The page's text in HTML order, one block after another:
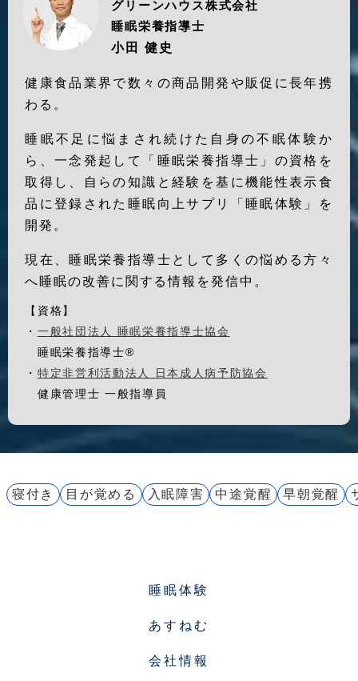
グリーンハウス株式会社
睡眠栄養指導士
小田 健史
健康食品業界で数々の商品開発や販促に長年携
わる。
睡眠不足に悩まされ続けた自身の不眠体験か
ら、一念発起して「睡眠栄養指導士」の資格を
取得し、自らの知識と経験を基に機能性表示食
品に登録された睡眠向上サプリ「睡眠体験」を
開発。
現在、睡眠栄養指導士として多くの悩める方々
へ睡眠の改善に関する情報を発信中。
【資格】
・ 一般社団法人 睡眠栄養指導士協会
睡眠栄養指導士®
・ 特定非営利活動法人 日本成人病予防協会
健康管理士 一般指導員
寝付き 目が覚める 入眠障害 中途覚醒 早朝覚醒
睡眠体験
あすねむ
会社情報